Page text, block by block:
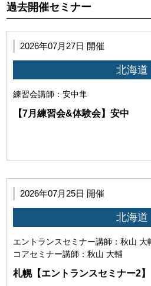
3.利用者は、第1項に違反する行
止、利用資格喪失後であっても
とします。
第5条（セミナーシステム）
「セミナーシステム」とは、教材及
「Zoom」を用いた本サービスのシ
す。 当研究所が必要と判断した場
過去開催セミナー
2026年07月27日 開催
北海道
練習会講師：安中隼
【7月練習会&体験会】安中
2026年07月25日 開催
北海道
エントランスセミナー講師：秋山 大
コアセミナー講師：秋山 大輔
札幌【エントランスセミナー2】